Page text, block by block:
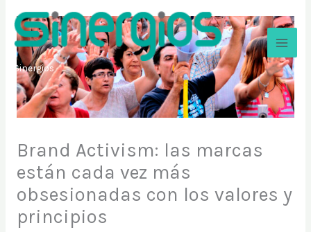
contenido
Sinergios
Brand Activism: las marcas
están cada vez más
obsesionadas con los valores y
principios